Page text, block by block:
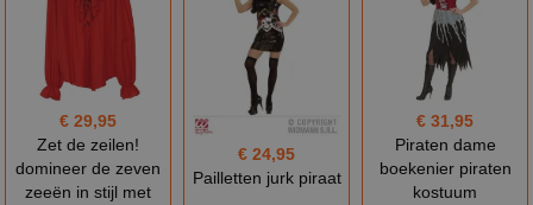
€ 29,95
Zet de zeilen!
domineer de zeven
zeeën in stijl met
€ 24,95
Pailletten jurk piraat
€ 31,95
Piraten dame
boekenier piraten
kostuum